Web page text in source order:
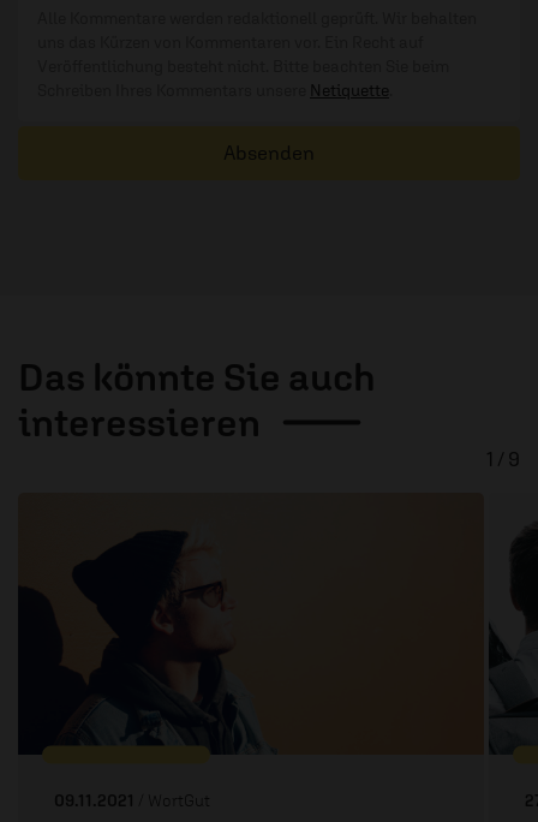
Netiquette
Absenden
Das könnte Sie auch
interessieren
09.11.2021 / WortGut
1 / 9